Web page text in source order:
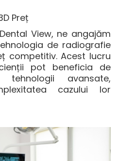
Preț
View, ne angajăm
de radiografie
competitiv. Acest lucru
pot beneficia de
tehnologii avansate,
cazului lor